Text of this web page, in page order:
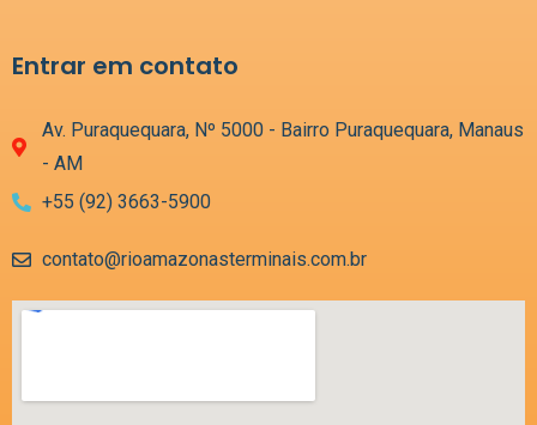
Entrar em contato
Av. Puraquequara, Nº 5000 - Bairro Puraquequara, Manaus
- AM
+55 (92) 3663-5900
contato@rioamazonasterminais.com.br